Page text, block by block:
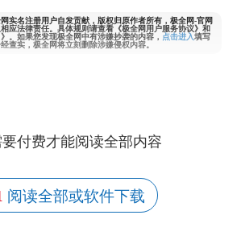
实名注册用户自发贡献，版权归原作者所有，极全网-官网
应法律责任。具体规则请查看《极全网用户服务协议》和
。如果您发现极全网中有涉嫌抄袭的内容， 点击进入填写
查实，极全网将立刻删除涉嫌侵权内容。
付费才能阅读全部内容
阅读全部或软件下载